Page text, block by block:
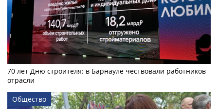
70 лет Дню строителя: в Барнауле чествовали работников
отрасли
Общество